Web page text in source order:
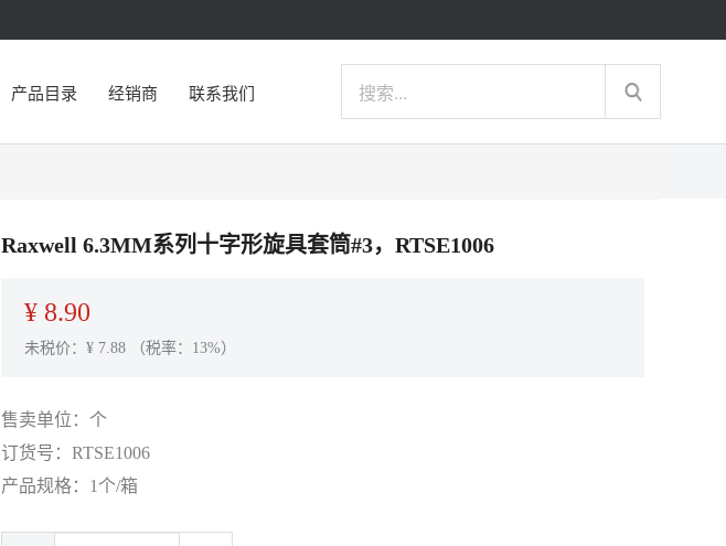
产品目录 经销商 联系我们
Raxwell 6.3MM系列十字形旋具套筒#3，RTSE1006
¥ 8.90
未税价：¥ 7.88（税率：13%）
售卖单位： 个
订货号： RTSE1006
产品规格： 1个/箱